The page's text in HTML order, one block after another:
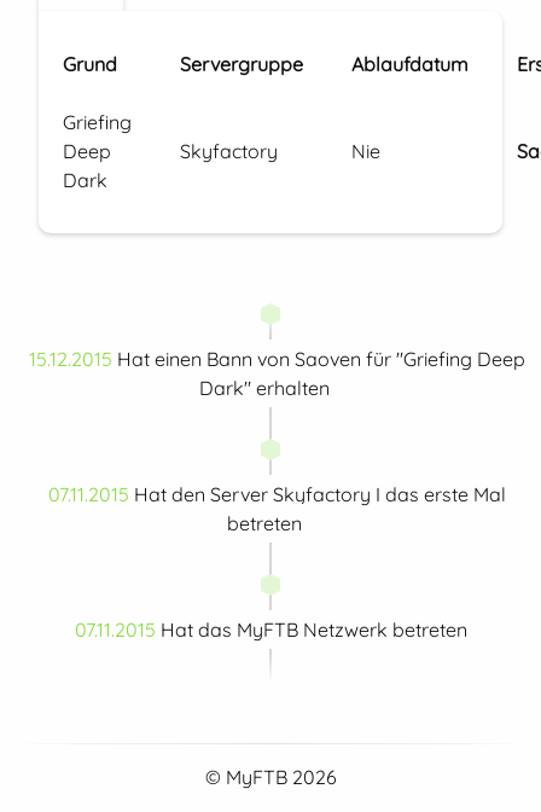
Grund Servergruppe Ablaufdatum
Griefing
Deep
Dark
Skyfactory Nie
15.12.2015 Hat einen Bann von Saoven für "Griefing Deep
Dark" erhalten
07.11.2015 Hat den Server Skyfactory I das erste Mal
betreten
07.11.2015 Hat das MyFTB Netzwerk betreten
© MyFTB 2026